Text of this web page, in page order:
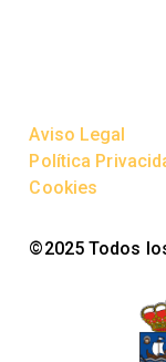
Aviso Legal
Política
Cookies
©2025 Todos